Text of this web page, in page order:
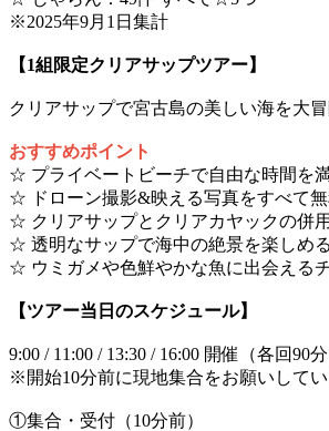
※2025年9月1日集計
【1組限定クリアサップツアー】
クリアサップで宮古島の美しい海を大冒
おすすめポイント
☆ プライベートビーチで自由な時間を
☆ ドローン撮影&映える写真をすべて無
☆ クリアサップとクリアカヤックの併
☆ 透明なサップで海中の絶景を楽しめる
☆ ウミガメや色鮮やかな魚に出会える
【ツアー当日のスケジュール】
9:00 / 11:00 / 13:30 / 16:00 開催（各回90分
※開始10分前に現地集合をお願いして
①集合・受付（10分前）